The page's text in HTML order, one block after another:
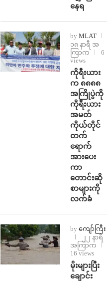
နေရ
by MLAT
၁၈ နာရီ အ
ကြာက
6
views
ကိုရီးယား
က ၈၈၈၈
အကြိုပွဲကို
ကိုရီးယား
အမတ်
ကိုယ်တိုင်
တက်
ရောက်
အားပေး
ကာ
တောင်းဆို
စာများကို
လက်ခံ
by ကျော်ကြီး
၂၂ နာရီ
အကြာက
16 views
⁨မိုးများပြီး
ချောင်း